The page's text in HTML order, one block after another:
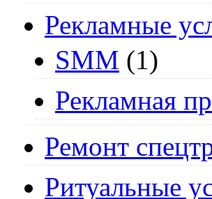
Рекламные
SMM (1)
Рекламная
Ремонт
Ритуальные